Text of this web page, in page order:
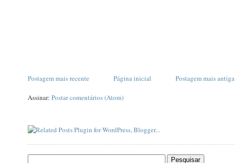
Postagem mais recente Postagem mais antiga
Página inicial
Assinar: Postar comentários (Atom)